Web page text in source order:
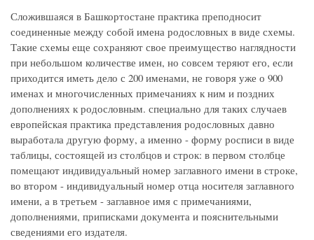
Сложившаяся в Башкортостане практика преподносит
соединенные между собой имена родословных в виде схемы.
Такие схемы еще сохраняют свое преимущество наглядности
при небольшом количестве имен, но совсем теряют его, если
приходится иметь дело с 200 именами, не говоря уже о 900
именах и многочисленных примечаниях к ним и поздних
дополнениях к родословным. специально для таких случаев
европейская практика представления родословных давно
выработала другую форму, а именно - форму росписи в виде
таблицы, состоящей из столбцов и строк: в первом столбце
помещают индивидуальный номер заглавного имени в строке,
во втором - индивидуальный номер отца носителя заглавного
имени, а в третьем - заглавное имя с примечаниями,
дополнениями, приписками документа и пояснительными
сведениями его издателя.